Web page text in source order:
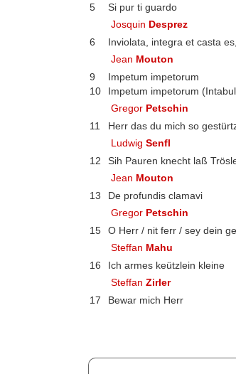
5
Si pur ti guardo
Josquin Desprez
6
Inviolata, integra et casta
Jean Mouton
9
Impetum impetorum
10
Impetum impetorum
Gregor Petschin
11
Herr das du mich so
LudwigSenfl
12
Sih Pauren knecht laß
Jean Mouton
13
De profundis clamavi
Gregor Petschin
15
O Herr / nit ferr / sey dein
Steffan Mahu
16
Ich armes keützlein kleine
SteffanZirler
17
Bewar mich Herr